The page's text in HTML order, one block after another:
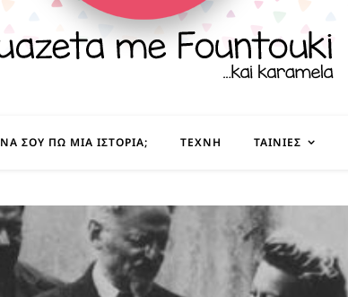
ΝΑ ΣΟΥ ΠΩ ΜΙΑ ΙΣΤΟΡΊΑ; ΤΈΧΝΗ ΤΑΙΝΊΕΣ